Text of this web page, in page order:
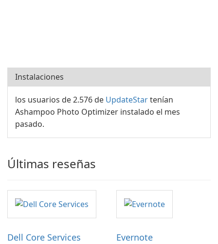
Instalaciones
los usuarios de 2.576 de UpdateStartenían
Ashampoo Photo Optimizer instalado el mes
pasado.
Últimas reseñas
Dell Core Services Evernote